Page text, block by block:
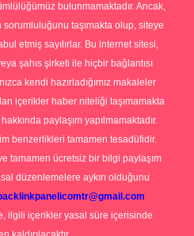
bulunmamaktadır. Ancak,
sorumluluğunu taşımakta olup, siteye
etmiş sayılırlar. Bu internet sitesi,
şahıs şirketi ile hiçbir bağlantısı
kendi hazırladığımız makaleler
içerikler haber niteliği taşımamakta
paylaşım yapılmamaktadır.
benzerlikleri tamamen tesadüfidir.
tamamen ücretsiz bir bilgi paylaşım
düzenlemelere aykırı olduğunu
ilgili içerikler yasal süre içerisinde